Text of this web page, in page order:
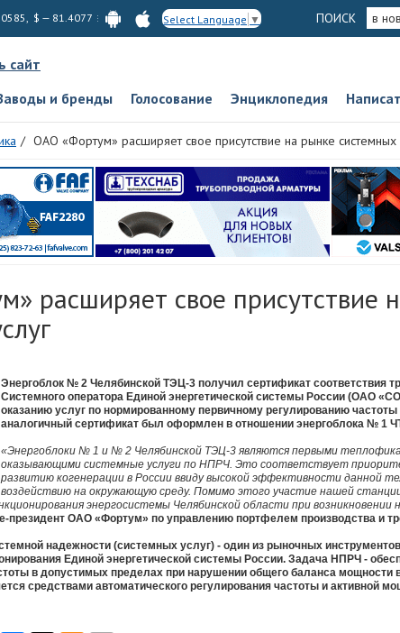
$ — 81.4077 Select Language ▼ ПОИСК в
сайт
и бренды Голосование Энциклопедия
ОАО «Фортум» расширяет свое присутствие на рынке системных
расширяет свое присутствие
Энергоблок № 2 Челябинской ТЭЦ-3 получил сертификат соответствия
Системного оператора Единой энергетической системы России (ОАО
оказанию услуг по нормированному первичному регулированию
аналогичный сертификат был оформлен в отношении энергоблока № 1
«Энергоблоки № 1 и № 2 Челябинской ТЭЦ-3 являются первыми
оказывающими системные услуги по НПРЧ. Это соответствует
развитию когенерации в России ввиду высокой эффективности данной
воздействию на окружающую среду. Помимо этого участие нашей
энергосистемы Челябинской области при возникновении
президент ОАО «Фортум» по управлению портфелем производства и
надежности (системных услуг) - один из рыночных
Единой энергетической системы России. Задача НПРЧ -
в допустимых пределах при нарушении общего баланса мощности
средствами автоматического регулирования частоты и активной